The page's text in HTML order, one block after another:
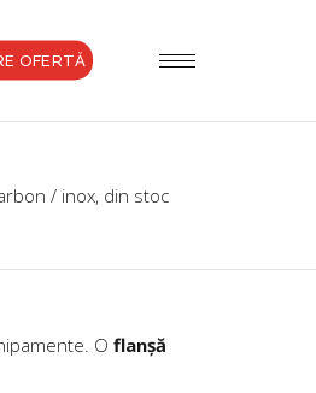
OFERTĂ
/ inox, din stoc
O flanșă